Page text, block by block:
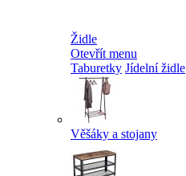
Židle
Otevřít menu
Taburetky Jídelní židle
Věšáky a stojany